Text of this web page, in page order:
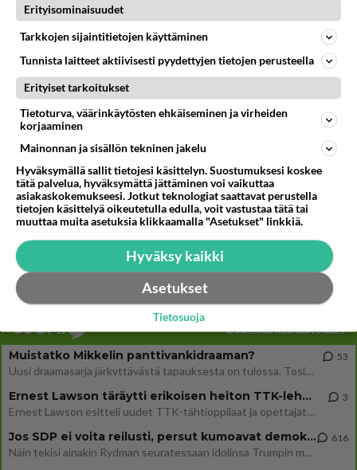
Söpöintä välillämme?
06.08.2026 14:44
Ikävä
Tykkäätköhän vielä minusta?
06.08.2026 07:42
Ikävä
30
566
Hyvännäköinen pakkaus
Olet hyvännäköinen pakkaus nainen.
32
533
Olet ihana
Muru, sä oot ihana. Tunsitko sen sähkön meidän välillä kun oltiin ihan låhekkäin? 👩‍❤️‍👩❤️😼😘
05.08.2026 21:15
Ikävä
Vihervasemmistofeministinaisasianaiset
06.08.2026 12:01
Sinkut
160
494
Osallistu keskusteluun
Muistatko Mikkelin panttivankidraaman?
Uusi draamasarja järkyttävästä tapauksesta on tulossa. Tositapahtumiin perustuva sarja ammentaa vuoden 1986 Mikkelin pan
53
Ernest Lawson täräytti erikoisen heiton TTK-lehdistötilaisuudessa: " Onko tässä tarkoituksena...?"
Ernest Lawson esitteli uudet TTK-tähtioppilaat ja opettajat torstaina 6.8. lehdistölle. Tulevalla kaudella on yksi hausk
3
Jos SDP ei voita reilusti, persut kumoavat demokratian Suomesta
Näin tekisi ainakin Rydman seuratessaan idolinsa Trumpin mallia https://www.is.fi/politiikka/art-2000012187244.html
616
Erityisominaisuudet
Tarkkojen sijaintitietojen käyttäminen
Tunnista laitteet aktiivisesti pyydettyjen tietojen perusteella
Erityiset tarkoitukset
Tietoturva, väärinkäytösten ehkäiseminen ja virheiden
korjaaminen
Mainonnan ja sisällön tekninen jakelu
Hyväksymällä sallit tietojesi käsittelyn. Suostumuksesi koskee
tätä palvelua, hyväksymättä jättäminen voi vaikuttaa
asiakaskokemukseesi. Jotkut teknologiat saattavat perustella
tietojen käsittelyä oikeutetulla edulla, voit vastustaa tätä tai
muuttaa muita asetuksia klikkaamalla "Asetukset" linkkiä.
Hyväksy kaikki
Asetukset
Tietosuoja